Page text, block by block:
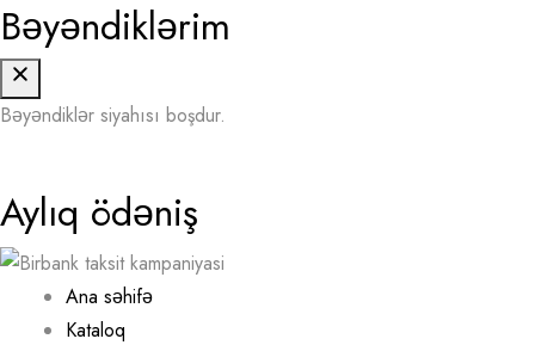
Bəyəndiklərim
Bəyəndiklər siyahısı boşdur.
Aylıq ödəniş
Ana səhifə
Kataloq